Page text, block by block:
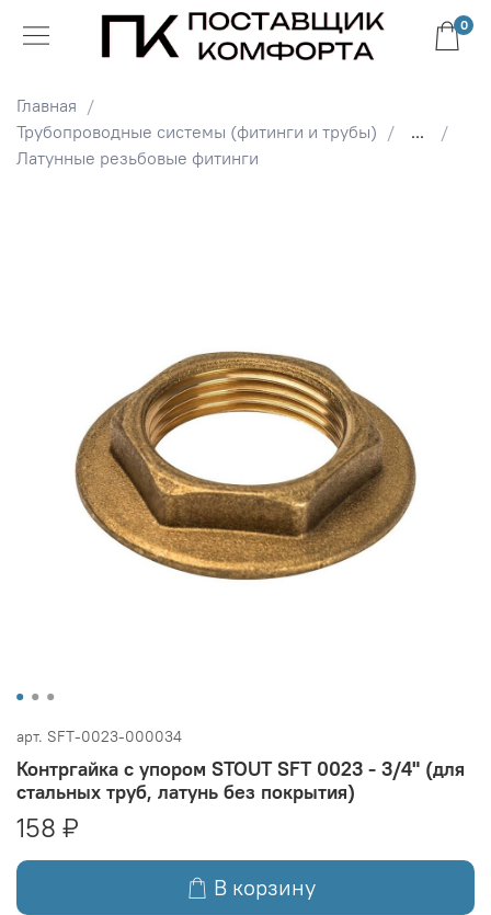
0
Главная
Трубопроводные системы (фитинги и трубы)
...
Латунные резьбовые фитинги
арт. SFT-0023-000034
Контргайка с упором STOUT SFT 0023 - 3/4" (для
стальных труб, латунь без покрытия)
158 ₽
В корзину